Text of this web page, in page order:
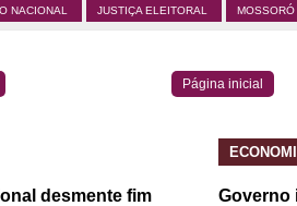
NACIONAL JUSTIÇA ELEITORAL MOSSORÓ
Página inicial
desmente fim
Governo